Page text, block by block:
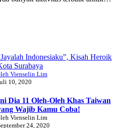
Indonesiaku”, Kisah Heroik
Surabaya
Vienselin Lim
10, 2020
Dia 11 Oleh-Oleh Khas Taiwan
Wajib Kamu Coba!
Vienselin Lim
24, 2020